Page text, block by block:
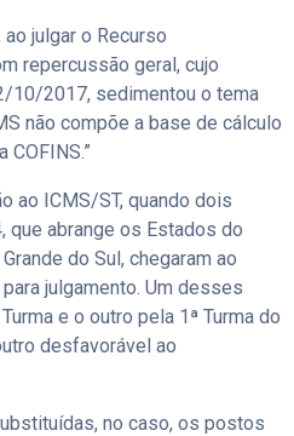
julgar o Recurso
repercussão geral, cujo
10/2017, sedimentou o tema
não compõe a base de cálculo
COFINS.”
ao ICMS/ST, quando dois
que abrange os Estados do
do Sul, chegaram ao
julgamento. Um desses
e o outro pela 1ª Turma do
desfavorável ao
no caso, os postos